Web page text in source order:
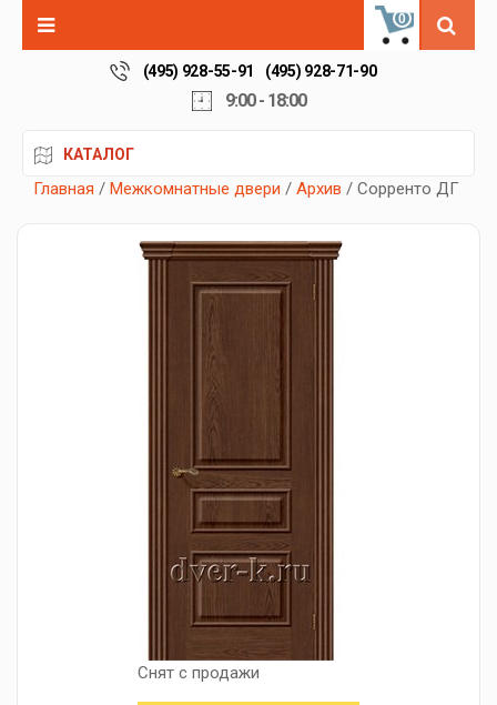
0
(495) 928-55-91 (495) 928-71-90
9:00 - 18:00
КАТАЛОГ
Главная / Межкомнатные двери / Архив / Сорренто ДГ
Снят с продажи